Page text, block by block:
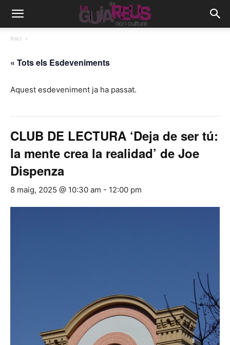
Inici
« Tots els Esdeveniments
Aquest esdeveniment ja ha passat.
CLUB DE LECTURA ‘Deja de ser tú:
la mente crea la realidad’ de Joe
Dispenza
8 maig, 2025 @ 10:30 am - 12:00 pm